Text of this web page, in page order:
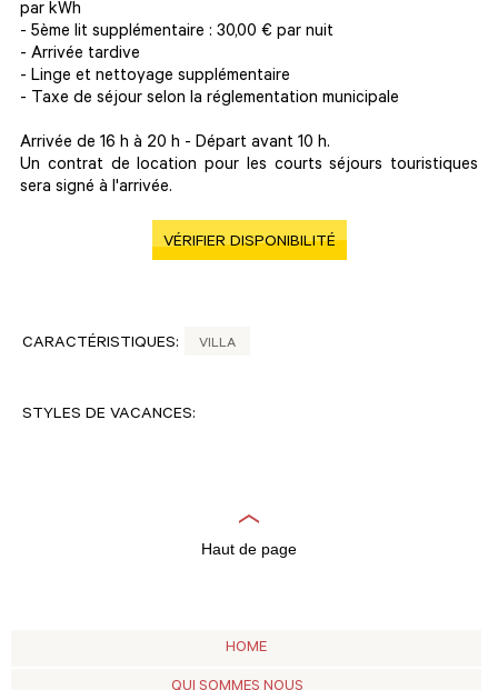
par kWh
- 5ème lit supplémentaire : 30,00 € par nuit
- Arrivée tardive
- Linge et nettoyage supplémentaire
- Taxe de séjour selon la réglementation municipale
Arrivée de 16 h à 20 h - Départ avant 10 h.
Un contrat de location pour les courts séjours touristiques
sera signé à l'arrivée.
VÉRIFIER DISPONIBILITÉ
CARACTÉRISTIQUES: VILLA
STYLES DE VACANCES:
Haut de page
HOME